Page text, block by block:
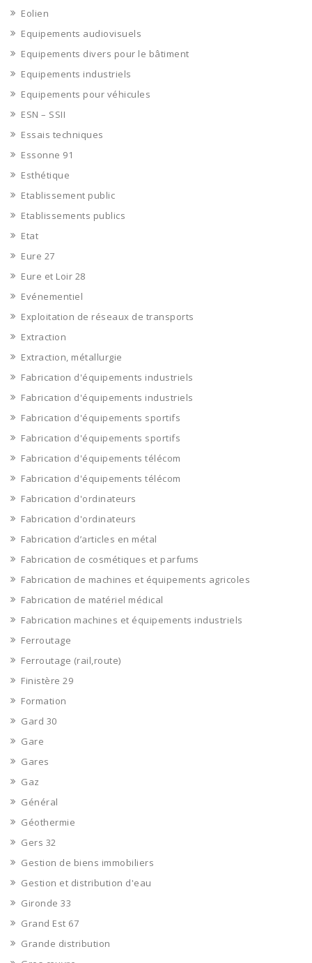
Eolien
Equipements audiovisuels
Equipements divers pour le bâtiment
Equipements industriels
Equipements pour véhicules
ESN – SSII
Essais techniques
Essonne 91
Esthétique
Etablissement public
Etablissements publics
Etat
Eure 27
Eure et Loir 28
Evénementiel
Exploitation de réseaux de transports
Extraction
Extraction, métallurgie
Fabrication d'équipements industriels
Fabrication d'équipements industriels
Fabrication d'équipements sportifs
Fabrication d'équipements sportifs
Fabrication d'équipements télécom
Fabrication d'équipements télécom
Fabrication d'ordinateurs
Fabrication d'ordinateurs
Fabrication d’articles en métal
Fabrication de cosmétiques et parfums
Fabrication de machines et équipements agricoles
Fabrication de matériel médical
Fabrication machines et équipements industriels
Ferroutage
Ferroutage (rail,route)
Finistère 29
Formation
Gard 30
Gare
Gares
Gaz
Général
Géothermie
Gers 32
Gestion de biens immobiliers
Gestion et distribution d'eau
Gironde 33
Grand Est 67
Grande distribution